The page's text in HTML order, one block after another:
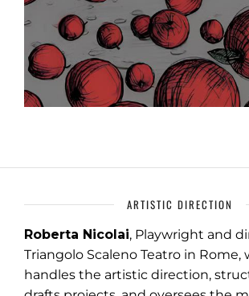
ARTISTIC DIRECTION
Roberta Nicolai, Playwright and
Triangolo Scaleno Teatro in Rome,
handles the artistic direction,